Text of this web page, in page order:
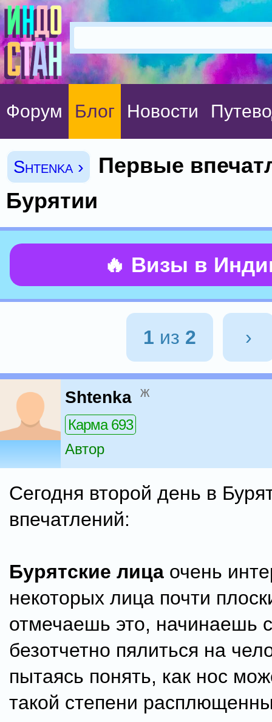
Форум Блог Новости
Shtenka ›
Первые
Бурятии
🔥 Визы в
1 из 2 ›
Shtenka ж
Карма 693
Автор
Сегодня второй день в
впечатлений:
Бурятские лица очень
некоторых лица почти
отмечаешь это, начинаешь
безотчетно пялиться на
пытаясь понять, как нос
такой степени